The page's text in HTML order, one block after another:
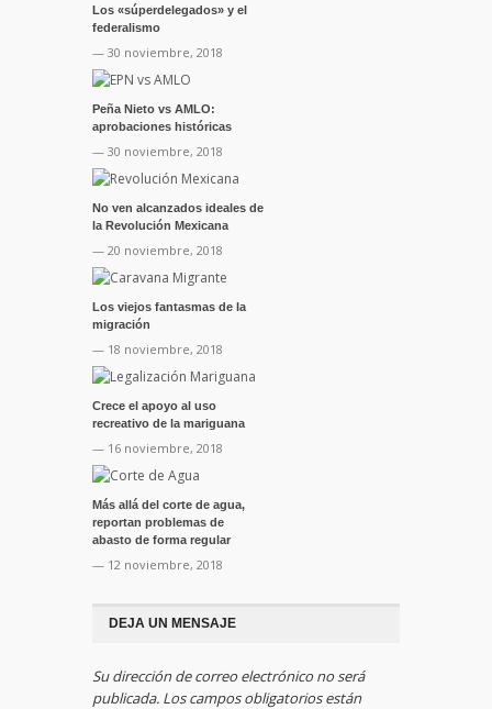
Los «súperdelegados» y el
federalismo
— 30 noviembre, 2018
Peña Nieto vs AMLO:
aprobaciones históricas
— 30 noviembre, 2018
No ven alcanzados ideales de
la Revolución Mexicana
— 20 noviembre, 2018
Los viejos fantasmas de la
migración
— 18 noviembre, 2018
Crece el apoyo al uso
recreativo de la mariguana
— 16 noviembre, 2018
Más allá del corte de agua,
reportan problemas de
abasto de forma regular
— 12 noviembre, 2018
DEJA UN MENSAJE
Su dirección de correo electrónico no será
publicada. Los campos obligatorios están